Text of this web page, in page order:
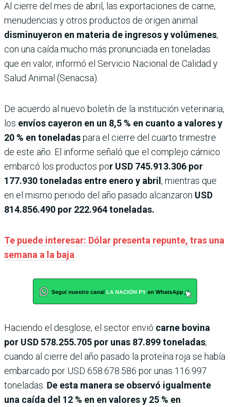
Al cierre del mes de abril, las exportaciones de carne,
menudencias y otros productos de origen animal
disminuyeron en materia de ingresos y volúmenes,
con una caída mucho más pronunciada en toneladas
que en valor, informó el Servicio Nacional de Calidad y
Salud Animal (Senacsa).
De acuerdo al nuevo boletín de la institución veterinaria,
los envíos cayeron en un 8,5 % en cuanto a valores y
20 % en toneladaspara el cierre del cuarto trimestre
de este año. El informe señaló que el complejo cárnico
embarcó los productos por USD 745.913.306 por
177.930 toneladas entre enero y abril , mientras que
en el mismo periodo del año pasado alcanzaron USD
814.856.490 por 222.964 toneladas.
Te puede interesar: Dólar presenta repunte, tras una
semana a la baja
Haciendo el desglose, el sector envió carne bovina
por USD 578.255.705 por unas 87.899 toneladas,
cuando al cierre del año pasado la proteína roja se había
embarcado por USD 658.678.586 por unas 116.997
toneladas. De esta manera se observó igualmente
una caída del 12 % en en valores y 25 % en